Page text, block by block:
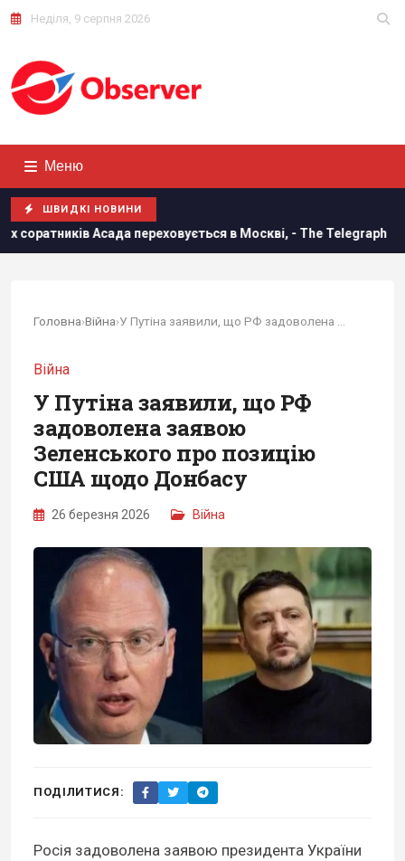
Неділя, 9 серпня 2026
Меню
ШВИДКІ НОВИНИ
переховується в Москві, - The Telegraph Експерти
Головна›Війна›
Війна
У Путіна заявили, що РФ
задоволена заявою
Зеленського про позицію
США щодо Донбасу
26 березня 2026 Війна
ПОДІЛИТИСЯ:
Росія задоволена заявою президента України